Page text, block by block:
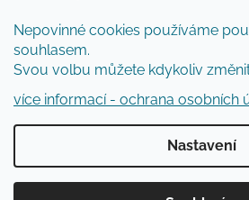
Nepovinné cookies používáme
souhlasem.
Svou volbu můžete kdykoliv
více informací - ochrana osobních
Nastavení
Vložením e-mailu souhlasíte s
ochrany osobních údajů
PŘIHLÁSIT SE
Vytvořil